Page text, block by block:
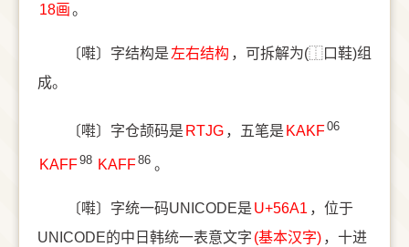
18画。
〔嚡〕字结构是 左右结构 ，可拆解为(⿰口鞋)组
成。
〔嚡〕字仓颉码是 RTJG ，五笔是 KAKF06
KAFF 98 KAFF 86 。
〔嚡〕字统一码UNICODE是 U+56A1 ，位于
UNICODE的中日韩统一表意文字 (基本汉字) ，十进